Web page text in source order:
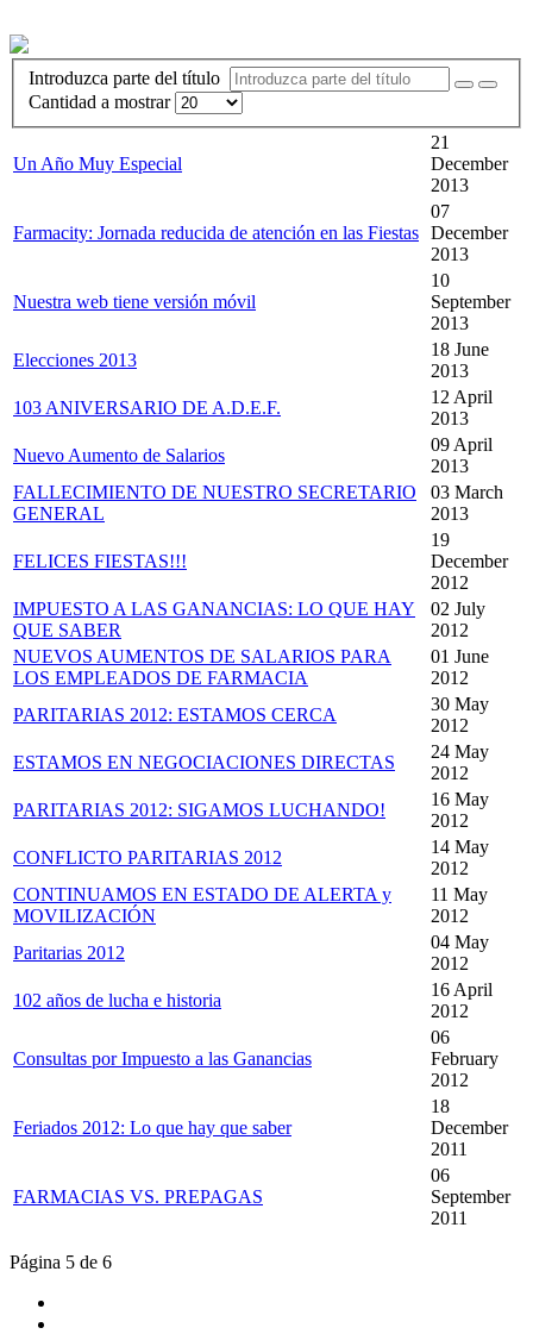
Introduzca parte del título
Cantidad a mostrar
Un Año Muy Especial
21
December
2013
Farmacity: Jornada reducida de atención en las Fiestas
07
December
2013
Nuestra web tiene versión móvil
10
September
2013
Elecciones 2013
18 June
2013
103 ANIVERSARIO DE A.D.E.F.
12 April
2013
Nuevo Aumento de Salarios
09 April
2013
FALLECIMIENTO DE NUESTRO SECRETARIO
GENERAL
03 March
2013
FELICES FIESTAS!!!
19
December
2012
IMPUESTO A LAS GANANCIAS: LO QUE HAY
QUE SABER
02 July
2012
NUEVOS AUMENTOS DE SALARIOS PARA
LOS EMPLEADOS DE FARMACIA
01 June
2012
PARITARIAS 2012: ESTAMOS CERCA
30 May
2012
ESTAMOS EN NEGOCIACIONES DIRECTAS
24 May
2012
PARITARIAS 2012: SIGAMOS LUCHANDO!
16 May
2012
CONFLICTO PARITARIAS 2012
14 May
2012
CONTINUAMOS EN ESTADO DE ALERTA y
MOVILIZACIÓN
11 May
2012
Paritarias 2012
04 May
2012
102 años de lucha e historia
16 April
2012
Consultas por Impuesto a las Ganancias
06
February
2012
Feriados 2012: Lo que hay que saber
18
December
2011
FARMACIAS VS. PREPAGAS
06
September
2011
Página 5 de 6